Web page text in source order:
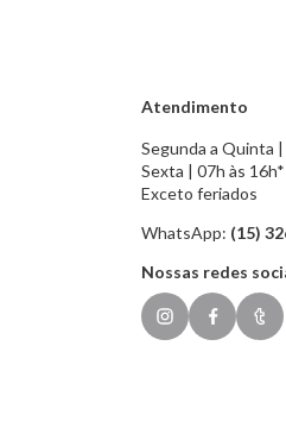
Atendimento
Segunda a Quinta
Sexta | 07h às 16h*
Exceto feriados
WhatsApp: (15)
Nossas redes